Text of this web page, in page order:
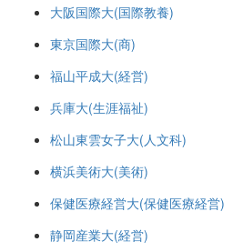
大阪国際大(国際教養)
東京国際大(商)
福山平成大(経営)
兵庫大(生涯福祉)
松山東雲女子大(人文科)
横浜美術大(美術)
保健医療経営大(保健医療経営)
静岡産業大(経営)